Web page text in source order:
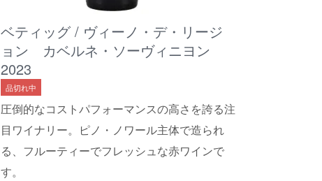
ベティッグ / ヴィーノ・デ・リージ
ョン カベルネ・ソーヴィニヨン
2023
品切れ中
圧倒的なコストパフォーマンスの高さを誇る注
目ワイナリー。ピノ・ノワール主体で造られ
る、フルーティーでフレッシュな赤ワインで
す。